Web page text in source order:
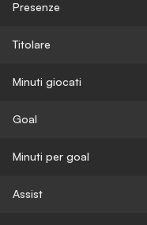
Presenze
Titolare
Minuti giocati
Goal
Minuti per goal
Assist